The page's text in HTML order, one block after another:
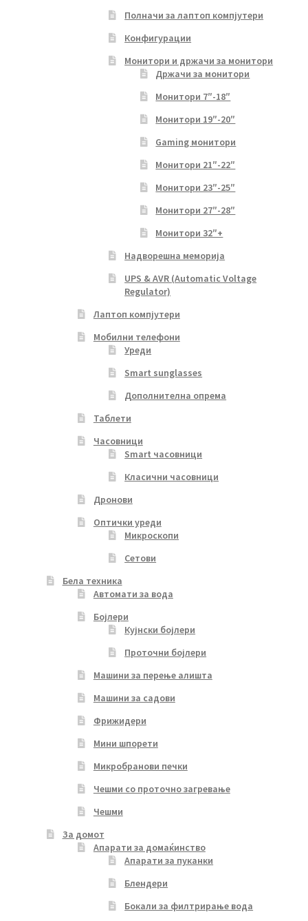
Полначи за лаптоп компјутери
Конфигурации
Монитори и држачи за монитори
Држачи за монитори
Монитори 7″-18″
Монитори 19″-20″
Gaming монитори
Монитори 21″-22″
Монитори 23″-25″
Монитори 27″-28″
Монитори 32″+
Надворешна меморија
UPS & AVR (Automatic Voltage
Regulator)
Лаптоп компјутери
Мобилни телефони
Уреди
Smart sunglasses
Дополнителна опрема
Таблети
Часовници
Smart часовници
Класични часовници
Дронови
Оптички уреди
Микроскопи
Сетови
Бела техника
Автомати за вода
Бојлери
Кујнски бојлери
Проточни бојлери
Машини за перење алишта
Машини за садови
Фрижидери
Мини шпорети
Микробранови печки
Чешми со проточно загревање
Чешми
За домот
Апарати за домаќинство
Апарати за пуканки
Блендери
Бокали за филтрирање вода